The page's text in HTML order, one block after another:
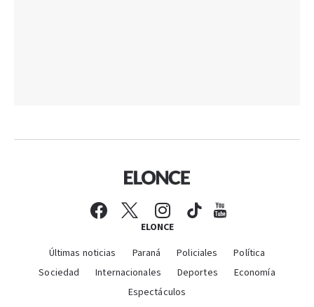
ELONCE
Últimas noticias Paraná Policiales
Política
Sociedad
Internacionales Deportes
Economía
Espectáculos